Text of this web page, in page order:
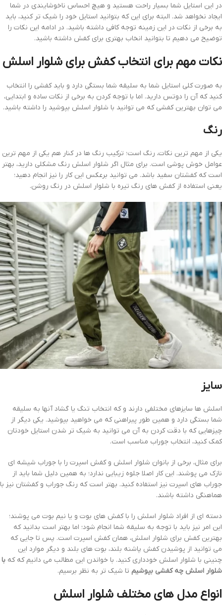
در این استایل شما بسیار راحت هستید و هیچ احساس ناخوشایندی در شما
ایجاد نخواهد شد. البته برای این که بتوانید استایل خود را شیک تر کنید، باید
به برخی از نکات در این زمینه توجه کافی داشته باشید. در ادامه این نکات را
توضیح می دهیم تا بتوانید انخاب بهتری برای کفش داشته باشید.
نکات مهم برای انتخاب کفش برای شلوار اسلش
به صورت کلی استایل شما به سلیقه شما بستگی دارد و باید کفشی را انتخاب
کنید که آن را دوتس دارید. اما با توجه کردن به برخی از نکات ساده و ابتدایی،
می توان بهترین کفشی که می توانید با شلوار اسلش بپوشید را داشته باشید.
رنگ
یکی از مهم ترین نکات، رنگ است؛ ترکیب رنگ ها در کنار هم یکی از مهم ترین
عوامل خوش پوشی است. برای مثال اگر شلوار اسلش رنگ مشکلی دارید، بهتر
است که کفشتان سفید باشد. می توانید برعکس این کار را نیز انجام دهید؛
یعنی استفاده از کفش های رنگ تیره با شلوار اسلش در رنگ روشن.
سایز
اسلش ها سایزهای مختلفی دارند و که انتخاب تنگ یا گشاد آنها به سلیقه
شما بستگی دارد و همین طور پیراهنی که می خواهید بپوشید. یکی دیگر از
چیزهایی که با دقت کردن به آن می توانید به شیک تر شدن استایل خودتان
کمک کنید، انتخاب جوراب مناسب است.
برای مثال، برخی از بانوان شلوار اسلش و کفش اسپرت را با جوراب شیشه ای
نازک می پوشند. این کار اصلا جلوه زیبایی ندارد؛ به همین دلیل شما باید از
جوراب های اسپرت نیز استفاده کنید. بهتر است که رنگ جوراب و کفشتان نیز با
هماهنگی داشته باشند.
دسته ای از افراد شلوار اسلش را با کفش های بوت و یا نیم بوت می پوشند؛
این امر نیز باید با توجه به سلیقه شما انجام شود؛ اما بهتر است بدانید که
بهترین کفش برای شلوار اسلش، همان کفش اسپرت است. پس تا جایی که
می توانید از پوشیدن کفش پاشنه بلند، بوت های بلند و دیگر موارد این
چنینی با شلوار اسلش خودداری کنید. با خواندن این مطالب می دانیم که که با
شلوار اسلش چه کفشی بپوشیم تا شیک تر به نظر برسیم.
انواع مدل های مختلف شلوار اسلش